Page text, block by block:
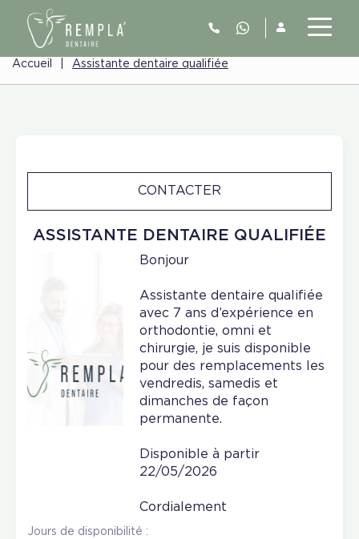
Accueil Assistante dentaire qualifiée
ASSISTANTE DENTAIRE QUALIFIÉE
CONTACTER
Bonjour
Assistante dentaire qualifiée
avec 7 ans d’expérience en
orthodontie, omni et
chirurgie, je suis disponible
pour des remplacements les
vendredis, samedis et
dimanches de façon
permanente.
Disponible à partir
22/05/2026
Cordialement
Jours de disponibilité :